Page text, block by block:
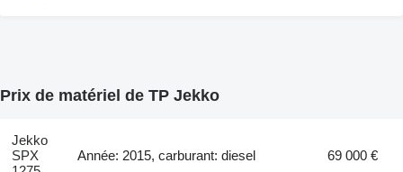
Prix de matériel de TP Jekko
Jekko
SPX
Année: 2015, carburant: diesel 69 000 €